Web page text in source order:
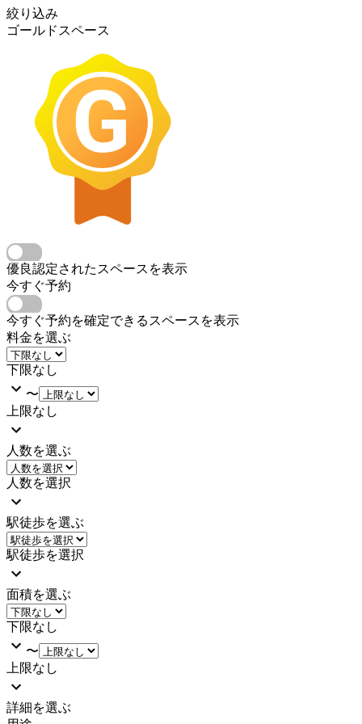
絞り込み
ゴールドスペース
優良認定されたスペースを表示
今すぐ予約
今すぐ予約を確定できるスペースを表示
料金を選ぶ
下限なし
〜
上限なし
人数を選ぶ
人数を選択
駅徒歩を選ぶ
駅徒歩を選択
面積を選ぶ
下限なし
〜
上限なし
詳細を選ぶ